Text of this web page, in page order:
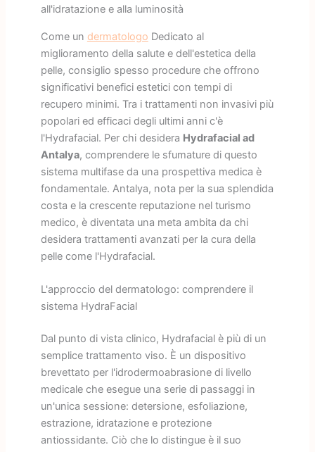
all'idratazione e alla luminosità
Come un dermatologo Dedicato al
miglioramento della salute e dell'estetica della
pelle, consiglio spesso procedure che offrono
significativi benefici estetici con tempi di
recupero minimi. Tra i trattamenti non invasivi più
popolari ed efficaci degli ultimi anni c'è
l'Hydrafacial. Per chi desidera Hydrafacial ad
Antalya, comprendere le sfumature di questo
sistema multifase da una prospettiva medica è
fondamentale. Antalya, nota per la sua splendida
costa e la crescente reputazione nel turismo
medico, è diventata una meta ambita da chi
desidera trattamenti avanzati per la cura della
pelle come l'Hydrafacial.
L'approccio del dermatologo: comprendere il
sistema HydraFacial
Dal punto di vista clinico, Hydrafacial è più di un
semplice trattamento viso. È un dispositivo
brevettato per l'idrodermoabrasione di livello
medicale che esegue una serie di passaggi in
un'unica sessione: detersione, esfoliazione,
estrazione, idratazione e protezione
antiossidante. Ciò che lo distingue è il suo